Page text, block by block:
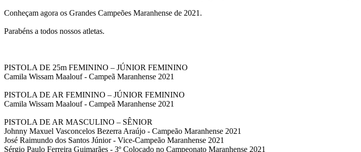
Conheçam agora os Grandes Campeões Maranhense de 2021.
Parabéns a todos nossos atletas.
PISTOLA DE 25m FEMININO – JÚNIOR FEMININO
Camila Wissam Maalouf - Campeã Maranhense 2021
PISTOLA DE AR FEMININO – JÚNIOR FEMININO
Camila Wissam Maalouf - Campeã Maranhense 2021
PISTOLA DE AR MASCULINO – SÊNIOR
Johnny Maxuel Vasconcelos Bezerra Araújo - Campeão Maranhense 2021
José Raimundo dos Santos Júnior - Vice-Campeão Maranhense 2021
Sérgio Paulo Ferreira Guimarães - 3º Colocado no Campeonato Maranhense 2021